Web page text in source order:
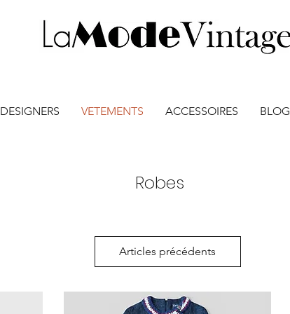
DESIGNERS VETEMENTS ACCESSOIRES BLOG
Robes
Articles précédents